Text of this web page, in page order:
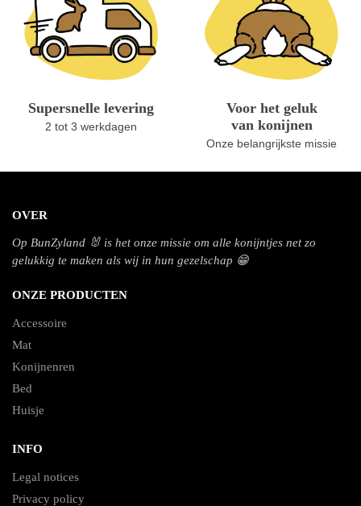
Supersnelle levering
2 tot 3 werkdagen
Voor het geluk
van konijnen
Onze belangrijkste missie
OVER
Op BunZyland 🐰 is het onze missie om alle konijntjes net zo
gelukkig te maken als wij in hun gezelschap 😁
ONZE PRODUCTEN
Accessoire
Mat
Konijnenren
Bed
Huisje
INFO
Legal notices
Privacy policy